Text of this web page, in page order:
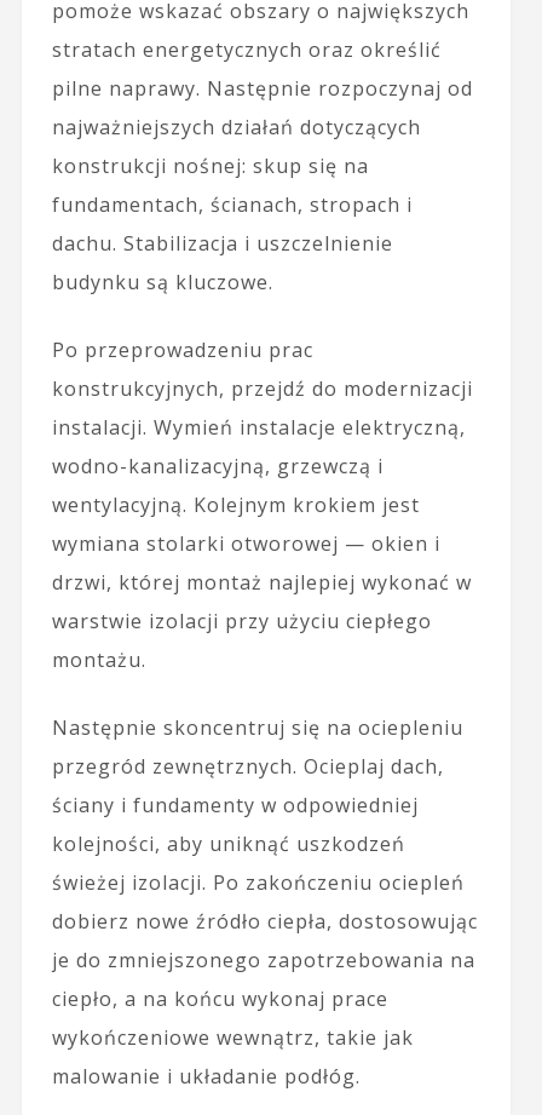
pomoże wskazać obszary o największych
stratach energetycznych oraz określić
pilne naprawy. Następnie rozpoczynaj od
najważniejszych działań dotyczących
konstrukcji nośnej: skup się na
fundamentach, ścianach, stropach i
dachu. Stabilizacja i uszczelnienie
budynku są kluczowe.
Po przeprowadzeniu prac
konstrukcyjnych, przejdź do modernizacji
instalacji. Wymień instalacje elektryczną,
wodno-kanalizacyjną, grzewczą i
wentylacyjną. Kolejnym krokiem jest
wymiana stolarki otworowej — okien i
drzwi, której montaż najlepiej wykonać w
warstwie izolacji przy użyciu ciepłego
montażu.
Następnie skoncentruj się na ociepleniu
przegród zewnętrznych. Ocieplaj dach,
ściany i fundamenty w odpowiedniej
kolejności, aby uniknąć uszkodzeń
świeżej izolacji. Po zakończeniu ociepleń
dobierz nowe źródło ciepła, dostosowując
je do zmniejszonego zapotrzebowania na
ciepło, a na końcu wykonaj prace
wykończeniowe wewnątrz, takie jak
malowanie i układanie podłóg.